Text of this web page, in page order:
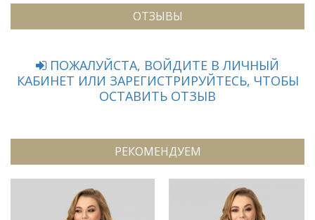
ОТЗЫВЫ
ПОЖАЛУЙСТА, ВОЙДИТЕ В ЛИЧНЫЙ
КАБИНЕТ ИЛИ ЗАРЕГИСТРИРУЙТЕСЬ, ЧТОБЫ
ОСТАВИТЬ ОТЗЫВ
РЕКОМЕНДУЕМ